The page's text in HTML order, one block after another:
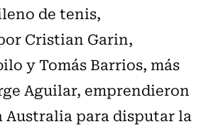
de tenis,
Cristian Garin,
y Tomás Barrios, más
Aguilar, emprendieron
Australia para disputar la